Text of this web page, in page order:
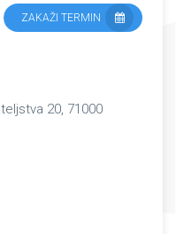
ZAKAŽI TERMIN
20, 71000